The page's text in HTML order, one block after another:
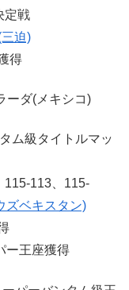
定戦
迫)
得
ダ(メキシコ)
ム級タイトルマッ
113、115-
ズベキスタン)
ー王座獲得